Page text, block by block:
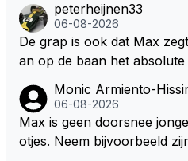
m/haar van zijn laatste
oven. De Staat heeft nooit
andvoort willen investeren
uren. Afdragen van BTW
j dergelijke
wel afstaan, de parasiet.
peterheijnen33
06-08-2026
De grap is ook dat Max
an op de baan het absolute
dan eigenlijk niet echt zien.
Monic Armiento-
06-08-2026
Max is geen doorsnee
otjes. Neem bijvoorbeeld